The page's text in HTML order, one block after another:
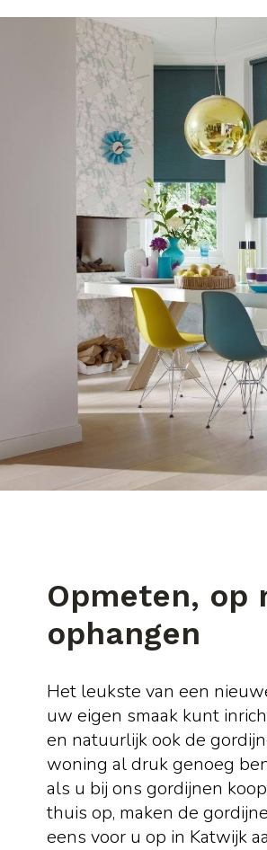
Opmeten, op
ophangen
Het leukste van een
uw eigen smaak kunt
en natuurlijk ook de
woning al druk genoeg
als u bij ons gordijnen
thuis op, maken de
eens voor u op in Katwijk